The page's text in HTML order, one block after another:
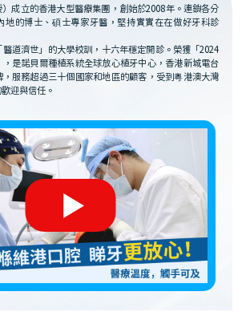
成立的香港大型醫療集團，創始於2008年。連鎖各分
地的博士、碩士專家牙醫，堅持實實在在做好牙科診
道濟世」的大學校訓，十六年穩定開診。榮獲「2024
，是諾貝爾種植系統全球放心植牙中心，香港新城電台
服務超過三十個國家和地區的顧客，受到粵港澳大灣
迎與信任。